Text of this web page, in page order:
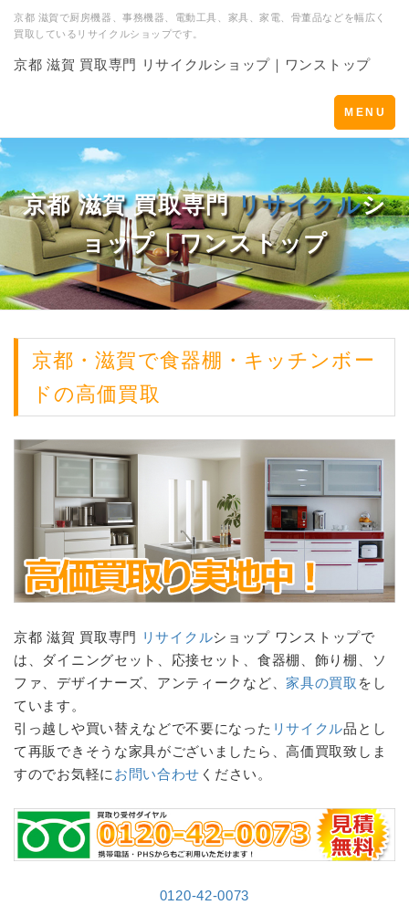
京都 滋賀で厨房機器、事務機器、電動工具、家具、家電、骨董品などを幅広く
買取しているリサイクルショップです。
京都 滋賀 買取専門 リサイクルショップ｜ワンストップ
Toggle
navigation
MENU
京都 滋賀 買取専門リサイクルシ
ョップ｜ワンストップ
京都・滋賀で食器棚 ・キッチンボー
ドの高価買取
京都 滋賀 買取専門 リサイクルショップ ワンストップで
は、ダイニングセット、応接セット、 食器棚
、飾り棚、ソ
ファ、デザイナーズ、アンティークなど、家具の買取 をし
ています。
引っ越しや買い替えなどで不要になった リサイクル品とし
て再販できそうな家具がございましたら、高価買取致しま
すのでお気軽に お問い合わせ ください。
0120-42-0073